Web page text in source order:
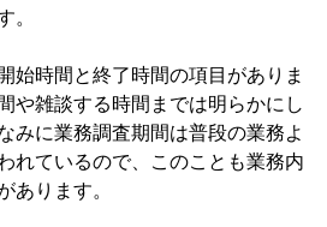
。
始時間と終了時間の項目がありま
や雑談する時間までは明らかにし
みに業務調査期間は普段の業務よ
れているので、このことも業務内
あります。